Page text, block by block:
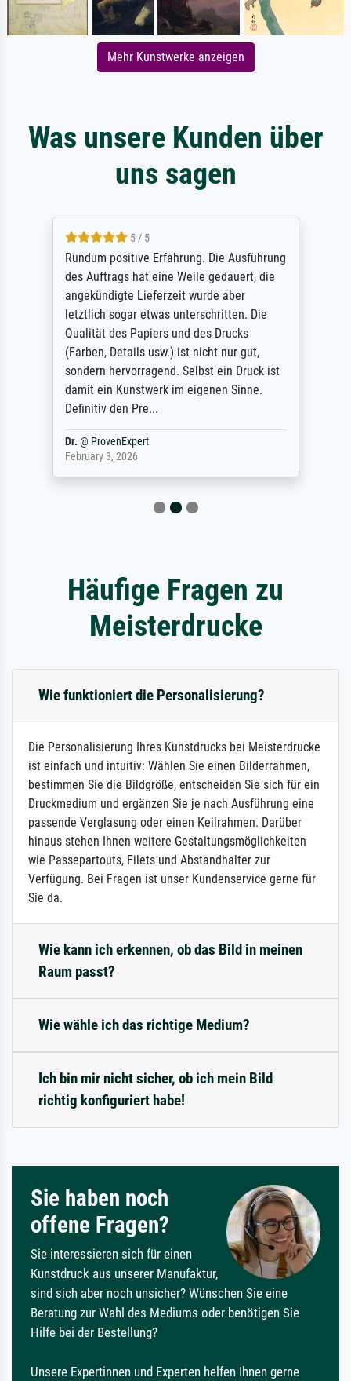
Mehr Kunstwerke anzeigen
Was unsere Kunden über
uns sagen
5 / 5
Rundum positive Erfahrung. Die Ausführung
des Auftrags hat eine Weile gedauert, die
angekündigte Lieferzeit wurde aber
letztlich sogar etwas unterschritten. Die
Qualität des Papiers und des Drucks
(Farben, Details usw.) ist nicht nur gut,
sondern hervorragend. Selbst ein Druck ist
damit ein Kunstwerk im eigenen Sinne.
Definitiv den Pre...
Dr. @ ProvenExpert
February 3, 2026
Häufige Fragen zu
Meisterdrucke
Wie funktioniert die Personalisierung?
Die Personalisierung Ihres Kunstdrucks bei Meisterdrucke
ist einfach und intuitiv: Wählen Sie einen Bilderrahmen,
bestimmen Sie die Bildgröße, entscheiden Sie sich für ein
Druckmedium und ergänzen Sie je nach Ausführung eine
passende Verglasung oder einen Keilrahmen. Darüber
hinaus stehen Ihnen weitere Gestaltungsmöglichkeiten
wie Passepartouts, Filets und Abstandhalter zur
Verfügung. Bei Fragen ist unser Kundenservice gerne für
Sie da.
Wie kann ich erkennen, ob das Bild in meinen
Raum passt?
Wie wähle ich das richtige Medium?
Ich bin mir nicht sicher, ob ich mein Bild
richtig konfiguriert habe!
Sie haben noch
offene Fragen?
Sie interessieren sich für einen
Kunstdruck aus unserer Manufaktur,
sind sich aber noch unsicher? Wünschen Sie eine
Beratung zur Wahl des Mediums oder benötigen Sie
Hilfe bei der Bestellung?
Unsere Expertinnen und Experten helfen Ihnen gerne